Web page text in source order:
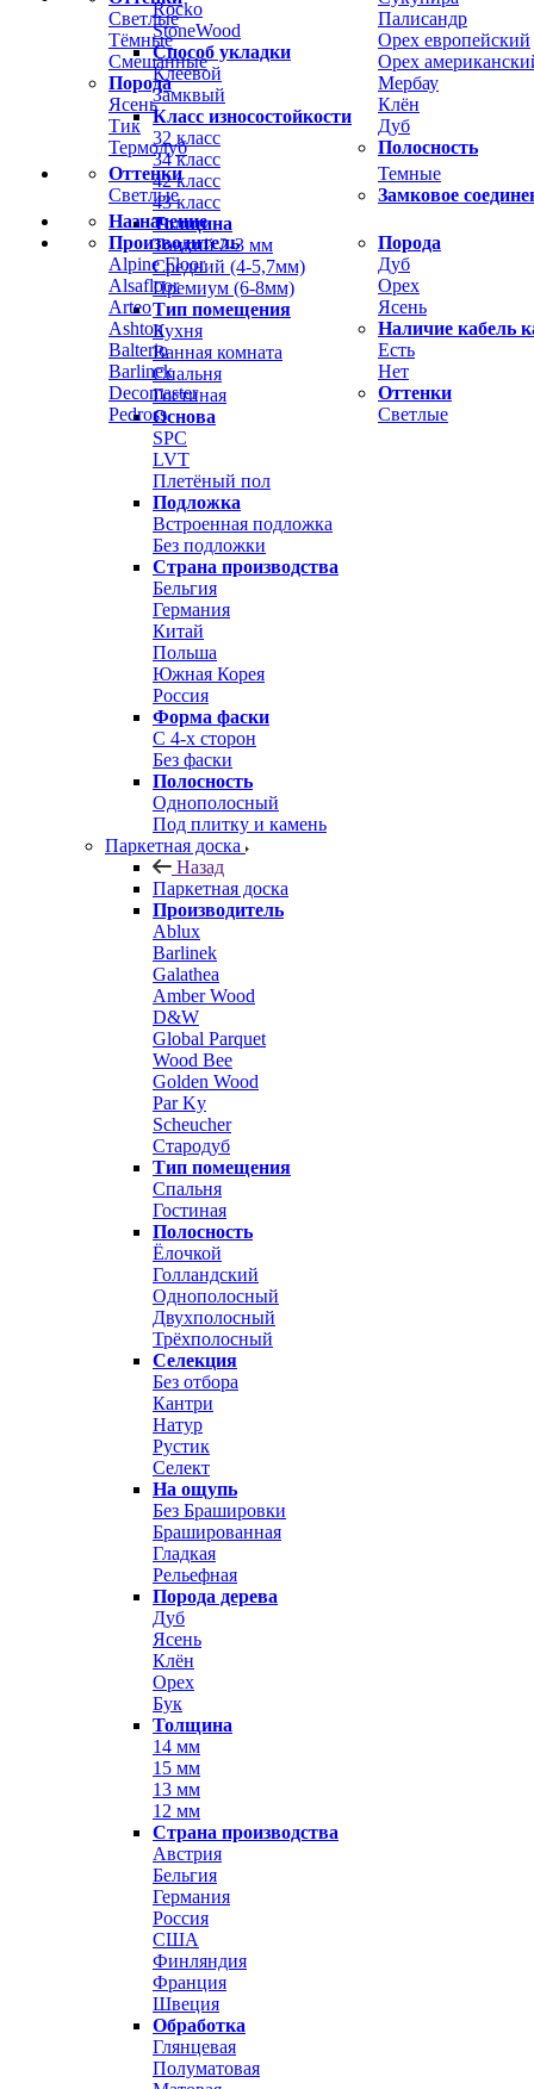
Светлые
Тёмные
Смешанные
Порода
Ясень
Тик
Термодуб
Палисандр
Орех европейский
Орех
Мербау
Клён
Дуб
Полосность
Оттенки
Светлые
Темные
Замковое
Назначение
Производитель
Alpine Floor
Alsafloor
Arteo
Ashton
Balterio
Barlinek
Decomaster
Pedross
Порода
Дуб
Орех
Ясень
Наличие кабель
Есть
Нет
Оттенки
Светлые
Rocko
StoneWood
Способ укладки
Клеевой
Замквый
Класс износостойкости
32 класс
34 класс
42 класс
43 класс
Толщина
Тонкий 2-3 мм
Средний (4-5,7мм)
Премиум (6-8мм)
Тип помещения
Кухня
Ванная комната
Спальня
Гостиная
Основа
SPC
LVT
Плетёный пол
Подложка
Встроенная подложка
Без подложки
Страна производства
Бельгия
Германия
Китай
Польша
Южная Корея
Россия
Форма фаски
С 4-х сторон
Без фаски
Полосность
Однополосный
Под плитку и камень
Паркетная доска
Назад
Паркетная доска
Производитель
Ablux
Barlinek
Galathea
Amber Wood
D&W
Global Parquet
Wood Bee
Golden Wood
Par Ky
Scheucher
Стародуб
Тип помещения
Спальня
Гостиная
Полосность
Ёлочкой
Голландский
Однополосный
Двухполосный
Трёхполосный
Селекция
Без отбора
Кантри
Натур
Рустик
Селект
На ощупь
Без Брашировки
Брашированная
Гладкая
Рельефная
Порода дерева
Дуб
Ясень
Клён
Орех
Бук
Толщина
14 мм
15 мм
13 мм
12 мм
Страна производства
Австрия
Бельгия
Германия
Россия
США
Финляндия
Франция
Швеция
Обработка
Глянцевая
Полуматовая